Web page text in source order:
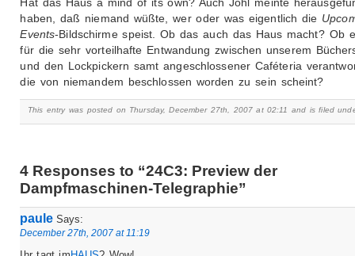
haben, daß niemand wüßte, wer oder was eigentlich die
Events-Bildschirme speist. Ob das auch das Haus macht? Ob
für die sehr vorteilhafte Entwandung zwischen unserem
und den Lockpickern samt angeschlossener Caféteria
die von niemandem beschlossen worden zu sein scheint?
This entry was posted on Thursday, December 27th, 2007 at 02:11 and is filed
4 Responses to “24C3: Preview der
Dampfmaschinen-Telegraphie”
paule Says:
December 27th, 2007 at 11:19